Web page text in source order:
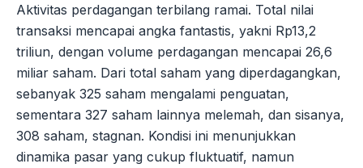
Aktivitas perdagangan terbilang ramai. Total nilai
transaksi mencapai angka fantastis, yakni Rp13,2
triliun, dengan volume perdagangan mencapai 26,6
miliar saham. Dari total saham yang diperdagangkan,
sebanyak 325 saham mengalami penguatan,
sementara 327 saham lainnya melemah, dan sisanya,
308 saham, stagnan. Kondisi ini menunjukkan
dinamika pasar yang cukup fluktuatif, namun